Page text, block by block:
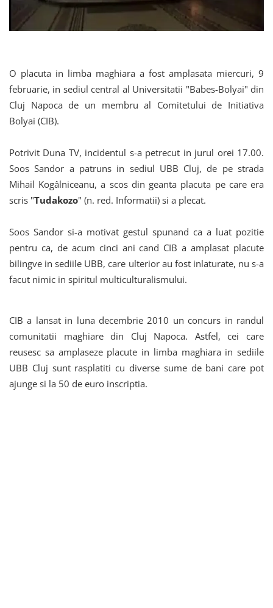
O placuta in limba maghiara a fost amplasata miercuri, 9
februarie, in sediul central al Universitatii "Babes-Bolyai" din
Cluj Napoca de un membru al Comitetului de Initiativa
Bolyai (CIB).
Potrivit Duna TV, incidentul s-a petrecut in jurul orei 17.00.
Soos Sandor a patruns in sediul UBB Cluj, de pe strada
Mihail Kogâlniceanu, a scos din geanta placuta pe care era
scris "Tudakozo" (n. red. Informatii) si a plecat.
Soos Sandor si-a motivat gestul spunand ca a luat pozitie
pentru ca, de acum cinci ani cand CIB a amplasat placute
bilingve in sediile UBB, care ulterior au fost inlaturate, nu s-a
facut nimic in spiritul multiculturalismului.
CIB a lansat in luna decembrie 2010 un concurs in randul
comunitatii maghiare din Cluj Napoca. Astfel, cei care
reusesc sa amplaseze placute in limba maghiara in sediile
UBB Cluj sunt rasplatiti cu diverse sume de bani care pot
ajunge si la 50 de euro inscriptia.